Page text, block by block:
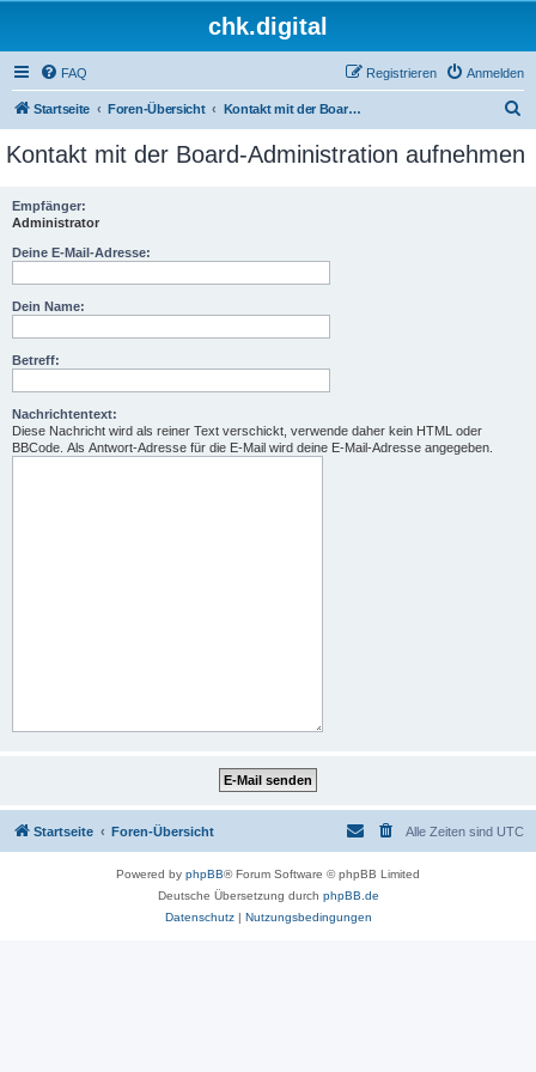
chk.digital
FAQ Anmelden
Registrieren
Startseite Foren-Übersicht Kontakt mit der Board-Administration aufnehmen
c
Kontakt mit der Board-Administration aufnehmen
Empfänger:
Administrator
Deine E-Mail-Adresse:
Dein Name:
Betreff:
Nachrichtentext:
Diese Nachricht wird als reiner Text verschickt, verwende daher kein HTML oder
BBCode. Als Antwort-Adresse für die E-Mail wird deine E-Mail-Adresse angegeben.
Startseite Foren-Übersicht Alle Zeiten sind UTC
Powered by phpBB® Forum Software © phpBB Limited
Deutsche Übersetzung durch phpBB.de
Datenschutz| Nutzungsbedingungen